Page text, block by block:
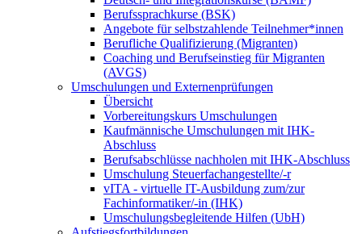
Berufssprachkurse (BSK)
Angebote für selbstzahlende Teilnehmer*innen
Berufliche Qualifizierung (Migranten)
Coaching und Berufseinstieg für Migranten
(AVGS)
Umschulungen und Externenprüfungen
Übersicht
Vorbereitungskurs Umschulungen
Kaufmännische Umschulungen mit IHK-
Abschluss
Berufsabschlüsse nachholen mit IHK-Abschluss
Umschulung Steuerfachangestellte/-r
vITA - virtuelle IT-Ausbildung zum/zur
Fachinformatiker/-in (IHK)
Umschulungsbegleitende Hilfen (UbH)